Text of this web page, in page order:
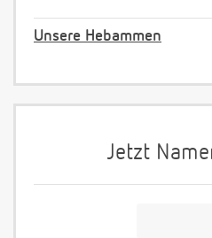
Unsere Hebammen
Jetzt